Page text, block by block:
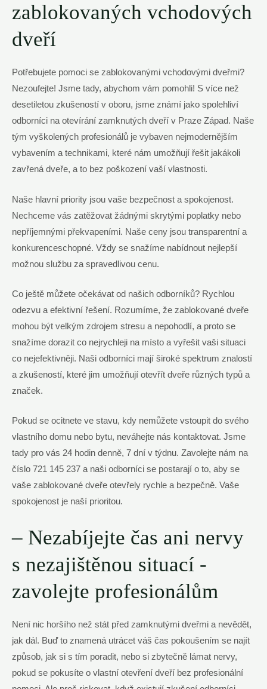
zablokovaných‍ vchodových
dveří
Potřebujete‌ pomoci se zablokovanými vchodovými dveřmi?
Nezoufejte! ⁢Jsme tady, abychom ‌vám pomohli! ‌S více⁣ než‍
desetiletou zkušeností ‌v ​oboru, jsme známí jako spolehliví
odborníci na ⁢otevírání zamknutých dveří v Praze Západ. Naše
tým​ vyškolených profesionálů je ⁢vybaven nejmodernějším
vybavením⁣ a technikami,‍ které ‍nám ⁣umožňují⁢ řešit ⁤jakákoli
zavřená dveře, a to bez ‌poškození vaší vlastnosti.
Naše hlavní priority jsou vaše bezpečnost ​a spokojenost.
Nechceme⁢ vás zatěžovat⁢ žádnými⁣ skrytými poplatky nebo
nepříjemnými překvapeními. Naše ceny jsou transparentní a
konkurenceschopné. Vždy se⁢ snažíme nabídnout nejlepší
možnou službu za spravedlivou cenu.
Co ještě můžete očekávat‌ od ‌našich⁢ odborníků? Rychlou
odezvu a ⁣efektivní řešení. ⁤Rozumíme, že zablokované ‌dveře
⁤mohou‍ být velkým zdrojem stresu a ⁣nepohodlí, a proto se
snažíme ⁤dorazit ‌co ​nejrychleji na ⁢místo a vyřešit vaši situaci
co nejefektivněji. Naši odborníci mají ⁢široké spektrum ‍znalostí
a‌ zkušeností, které jim umožňují otevřít dveře různých​ typů a
značek.
Pokud se ocitnete​ ve⁣ stavu, kdy nemůžete vstoupit do svého
vlastního domu nebo bytu, ⁤neváhejte nás kontaktovat. Jsme
‌tady pro vás 24 hodin denně, 7 ​dní v týdnu. Zavolejte ⁤nám⁢ na⁣
číslo 721 145 237 a naši odborníci se postarají o to, aby se
vaše zablokované ⁢dveře otevřely rychle a ⁣bezpečně. Vaše
spokojenost je naší prioritou.
– Nezabíjejte ‌čas ⁤ani nervy
s ⁤nezajištěnou situací -⁤
zavolejte‌ profesionálům
Není​ nic horšího než stát před zamknutými dveřmi⁤ a nevědět,
jak ⁤dál. ​Buď ⁣to znamená utrácet váš ‌čas pokoušením se najít
způsob, jak si s tím ⁣poradit, nebo ⁣si zbytečně lámat⁣ nervy,‍
pokud se ⁢pokusíte o vlastní otevření dveří bez profesionální